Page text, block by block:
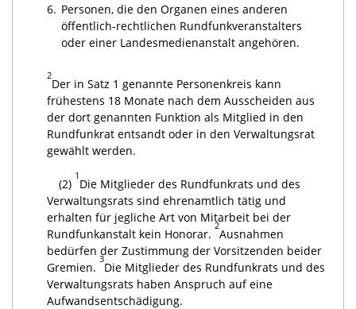
6. Personen, die den Organen eines anderen
öffentlich-rechtlichen Rundfunkveranstalters
oder einer Landesmedienanstalt angehören.
2
Der in Satz 1 genannte Personenkreis kann
frühestens 18 Monate nach dem Ausscheiden aus
der dort genannten Funktion als Mitglied in den
Rundfunkrat entsandt oder in den Verwaltungsrat
gewählt werden.
(2)
1
Die Mitglieder des Rundfunkrats und des
Verwaltungsrats sind ehrenamtlich tätig und
erhalten für jegliche Art von Mitarbeit bei der
Rundfunkanstalt kein Honorar.
2
Ausnahmen
bedürfen der Zustimmung der Vorsitzenden beider
Gremien.
3
Die Mitglieder des Rundfunkrats und des
Verwaltungsrats haben Anspruch auf eine
Aufwandsentschädigung.